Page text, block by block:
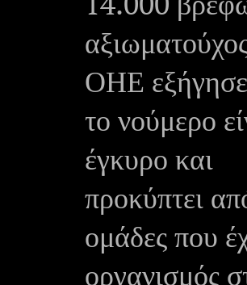
ΟΗΕ
το νούμερο
έγκυρο και
προκύπτει
ομάδες που
οργανισμός